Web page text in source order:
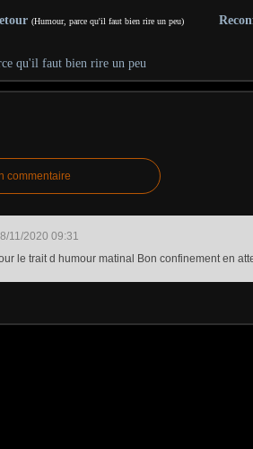
(Humour, parce qu'il faut bien rire un peu)
qu'il faut bien rire un peu
commentaire
11/2020 09:31
le trait d humour matinal Bon confinement en